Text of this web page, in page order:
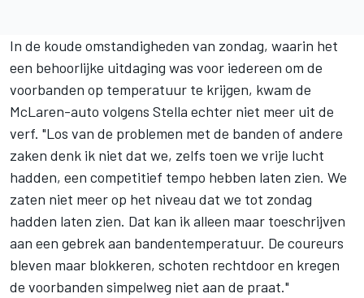
In de koude omstandigheden van zondag, waarin het
een behoorlijke uitdaging was voor iedereen om de
voorbanden op temperatuur te krijgen, kwam de
McLaren-auto volgens Stella echter niet meer uit de
verf. "Los van de problemen met de banden of andere
zaken denk ik niet dat we, zelfs toen we vrije lucht
hadden, een competitief tempo hebben laten zien. We
zaten niet meer op het niveau dat we tot zondag
hadden laten zien. Dat kan ik alleen maar toeschrijven
aan een gebrek aan bandentemperatuur. De coureurs
bleven maar blokkeren, schoten rechtdoor en kregen
de voorbanden simpelweg niet aan de praat."